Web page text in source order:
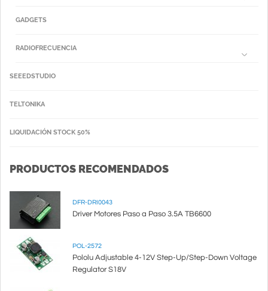
GADGETS
RADIOFRECUENCIA
SEEEDSTUDIO
TELTONIKA
LIQUIDACIÓN STOCK 50%
PRODUCTOS RECOMENDADOS
DFR-DRI0043
Driver Motores Paso a Paso 3.5A TB6600
POL-2572
Pololu Adjustable 4-12V Step-Up/Step-Down Voltage
Regulator S18V